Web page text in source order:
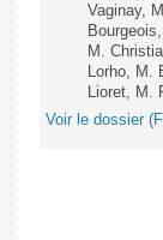
Vaginay,
M.
Lorho, M.
Lioret, M.
Voir le dossier